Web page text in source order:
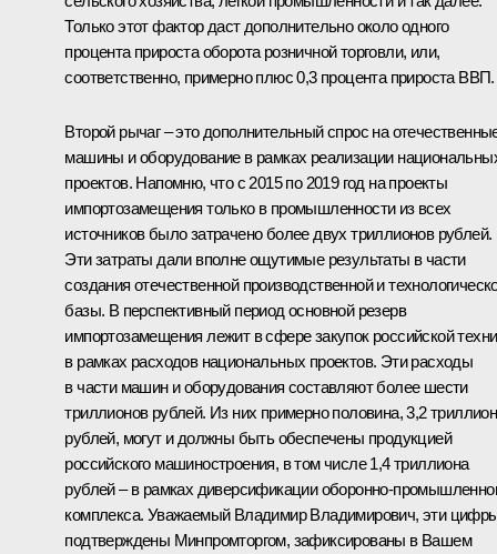
Только этот фактор даст дополнительно около одного
процента прироста оборота розничной торговли, или,
соответственно, примерно плюс 0,3 процента прироста ВВП.
Второй рычаг – это дополнительный спрос на
машины и оборудование в рамках реализации
проектов. Напомню, что с 2015 по 2019 год на проекты
импортозамещения только в промышленности из всех
источников было затрачено более двух триллионов рублей.
Эти затраты дали вполне ощутимые результаты в части
создания отечественной производственной и
базы. В перспективный период основной резерв
импортозамещения лежит в сфере закупок российской
в рамках расходов национальных проектов. Эти расходы
в части машин и оборудования составляют более шести
триллионов рублей. Из них примерно половина, 3,2
рублей, могут и должны быть обеспечены продукцией
российского машиностроения, в том числе 1,4 триллиона
рублей – в рамках диверсификации оборонно-
комплекса. Уважаемый Владимир Владимирович, эти
подтверждены Минпромторгом, зафиксированы в Вашем